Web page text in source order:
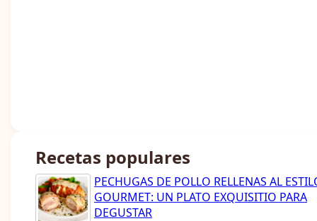
Recetas populares
PECHUGAS DE POLLO RELLENAS AL
GOURMET: UN PLATO EXQUISITIO PARA
DEGUSTAR